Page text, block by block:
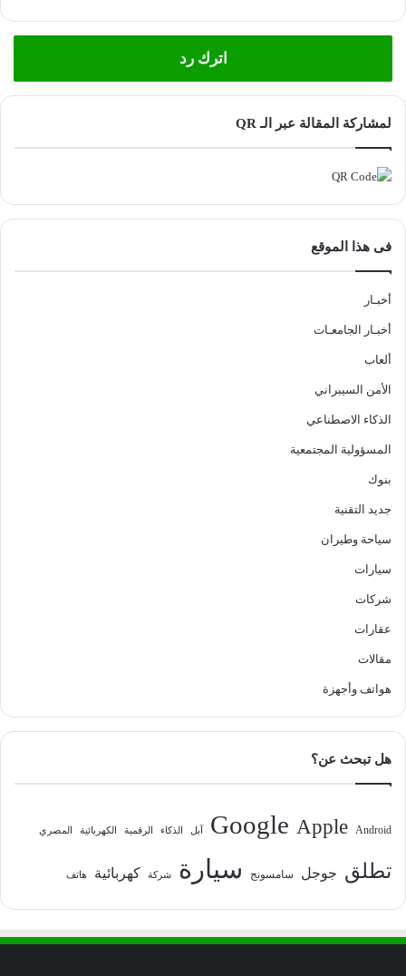
اترك رد
لمشاركة المقالة عبر الـ QR
فى هذا الموقع
أخبـار
أخبـار الجامعـات
ألعاب
الأمن السيبراني
الذكاء الاصطناعي
المسؤولية المجتمعية
بنوك
جديد التقنية
سياحة وطيران
سيارات
شركات
عقارات
مقالات
هواتف وأجهزة
هل تبحث عن؟
Android
Apple
Google آبل الذكاء الرقمية الكهربائية المصري
تطلق جوجل سامسونج سيارة شركة كهربائية هاتف